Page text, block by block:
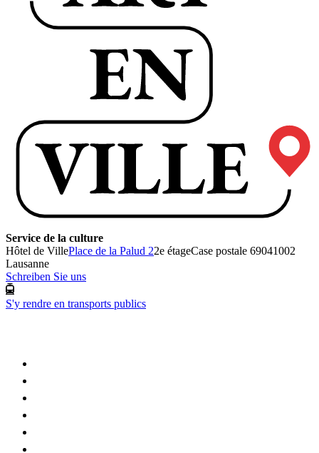
Service de la culture
Hôtel de VillePlace de la Palud 22e étageCase postale 69041002
Lausanne
Schreiben Sie uns
S'y rendre en transports publics